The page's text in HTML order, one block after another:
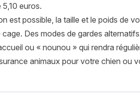
euros.
est possible, la taille et le poids de
Des modes de gardes
ou « nounou » qui rendra
animaux pour votre chien